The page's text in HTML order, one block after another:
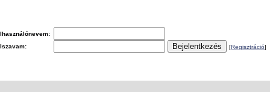
[Regisztráció]